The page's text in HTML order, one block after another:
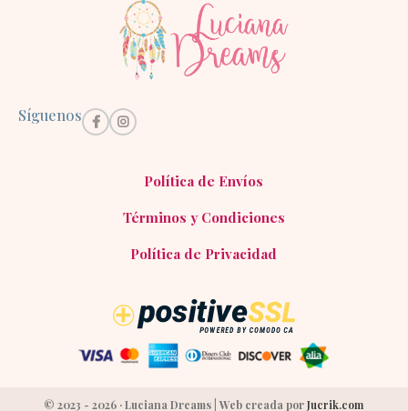
Síguenos
Política de Envíos
Términos y Condiciones
Política de Privacidad
© 2023 - 2026 · Luciana Dreams | Web creada porJucrik.com